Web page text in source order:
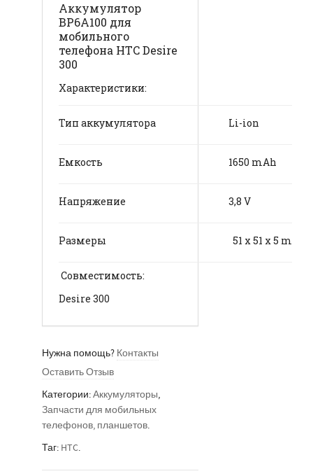
Аккумулятор
BP6A100 для
мобильного
телефона HTC Desire
300
Характеристики:
Тип аккумулятора Li-ion
Емкость 1650 mAh
Напряжение 3,8 V
Размеры 51 x 51 x 5 mm
Совместимость:
Desire 300
Нужна помощь? Контакты
Оставить Отзыв
Категории:Аккумуляторы,
Запчасти для мобильных
телефонов, планшетов.
Таг: HTC.